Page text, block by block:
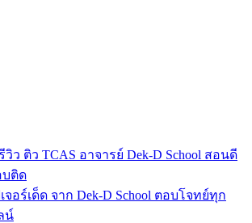
วิว ติว TCAS อาจารย์ Dek-D School สอนดี
บติด
จอร์เด็ด จาก Dek-D School ตอบโจทย์ทุก
น์